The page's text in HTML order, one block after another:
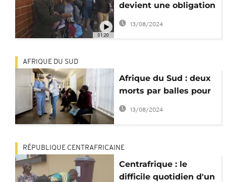
01:20
devient une obligation
dans toute l'Afrique
13/08/2024
AFRIQUE DU SUD
Afrique du Sud : deux
morts par balles pour
vol de masques
13/08/2024
RÉPUBLIQUE CENTRAFRICAINE
Centrafrique : le
difficile quotidien d'un